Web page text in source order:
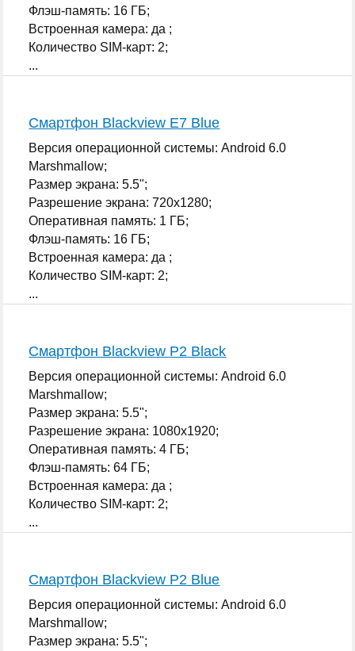
Флэш-память: 16 ГБ;
Встроенная камера: да ;
Количество SIM-карт: 2;
...
Смартфон Blackview E7 Blue
Версия операционной системы: Android 6.0
Marshmallow;
Размер экрана: 5.5";
Разрешение экрана: 720x1280;
Оперативная память: 1 ГБ;
Флэш-память: 16 ГБ;
Встроенная камера: да ;
Количество SIM-карт: 2;
...
Смартфон Blackview P2 Black
Версия операционной системы: Android 6.0
Marshmallow;
Размер экрана: 5.5";
Разрешение экрана: 1080x1920;
Оперативная память: 4 ГБ;
Флэш-память: 64 ГБ;
Встроенная камера: да ;
Количество SIM-карт: 2;
...
Смартфон Blackview P2 Blue
Версия операционной системы: Android 6.0
Marshmallow;
Размер экрана: 5.5";